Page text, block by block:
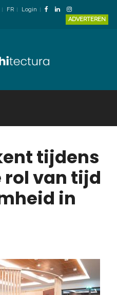
FR
Login
ADVERTEREN
tijdens
rol van tijd
in